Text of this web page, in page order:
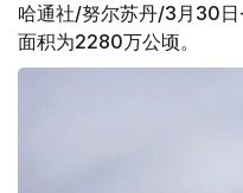
哈通社/努尔苏丹/3月30
面积为2280万公顷。